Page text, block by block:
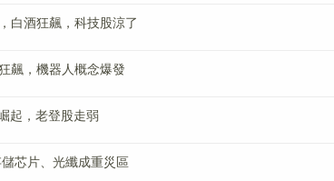
白酒狂飆，科技股涼了
飆，機器人概念爆發
起，老登股走弱
芯片、光纖成重災區